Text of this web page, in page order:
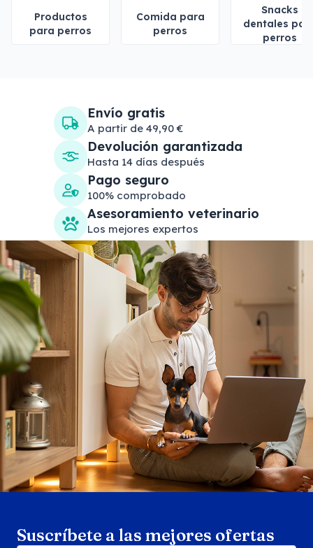
Productos
para perros
Comida para
perros
Snacks
dentales
perros
Envío gratis
A partir de 49,90 €
Devolución garantizada
Hasta 14 días después
Pago seguro
100% comprobado
Asesoramiento veterinario
Los mejores expertos
Suscríbete a las mejores ofertas
Search products